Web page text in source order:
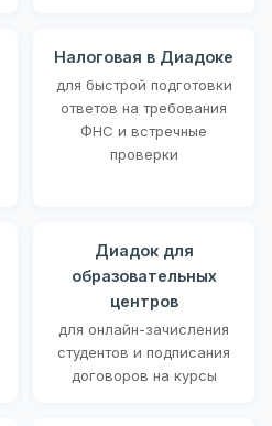
Налоговая в Диадоке
для быстрой подготовки
ответов на требования
ФНС и встречные
проверки
Диадок для
образовательных
центров
для онлайн-зачисления
студентов и подписания
договоров на курсы